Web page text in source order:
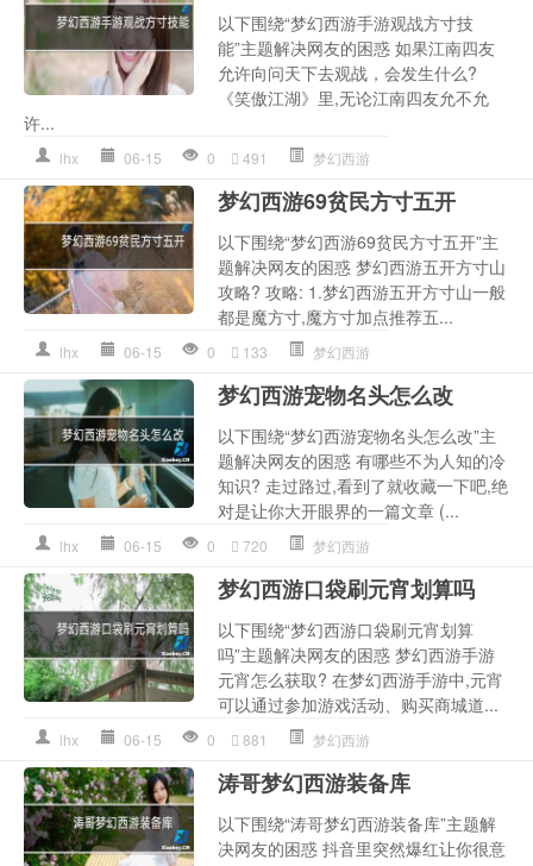
以下围绕“梦幻西游手游观战方寸技
能”主题解决网友的困惑 如果江南四友
允许向问天下去观战，会发生什么?
《笑傲江湖》里,无论江南四友允不允
许...
lhx 06-15 0 491 梦幻西游
梦幻西游69贫民方寸五开
以下围绕“梦幻西游69贫民方寸五开”主
题解决网友的困惑 梦幻西游五开方寸山
攻略? 攻略: 1.梦幻西游五开方寸山一般
都是魔方寸,魔方寸加点推荐五...
lhx 06-15 0 133 梦幻西游
梦幻西游宠物名头怎么改
以下围绕“梦幻西游宠物名头怎么改”主
题解决网友的困惑 有哪些不为人知的冷
知识? 走过路过,看到了就收藏一下吧,绝
对是让你大开眼界的一篇文章 (...
lhx 06-15 0 720 梦幻西游
梦幻西游口袋刷元宵划算吗
以下围绕“梦幻西游口袋刷元宵划算
吗”主题解决网友的困惑 梦幻西游手游
元宵怎么获取? 在梦幻西游手游中,元宵
可以通过参加游戏活动、购买商城道...
lhx 06-15 0 881 梦幻西游
涛哥梦幻西游装备库
以下围绕“涛哥梦幻西游装备库”主题解
决网友的困惑 抖音里突然爆红让你很意